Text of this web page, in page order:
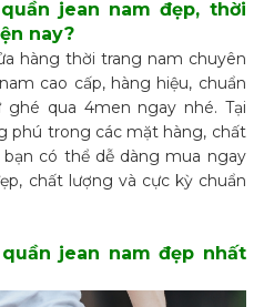
jean nam đẹp, thời
nay?
hàng thời trang nam chuyên
cao cấp, hàng hiệu, chuẩn
qua 4men ngay nhé. Tại
phú trong các mặt hàng, chất
có thể dễ dàng mua ngay
chất lượng và cực kỳ chuẩn
jean nam đẹp nhất